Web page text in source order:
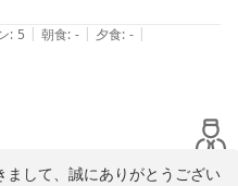
: 5 | 朝食: - | 夕食: - |
して、誠にありがとうござい